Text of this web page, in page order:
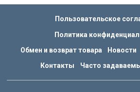
Пользовательское
Политика
Обмен и возврат товара Новости
Контакты Часто